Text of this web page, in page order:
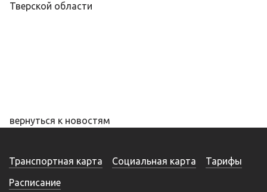
Тверской области
вернуться к новостям
Транспортная карта Социальная карта
Тарифы
Расписание